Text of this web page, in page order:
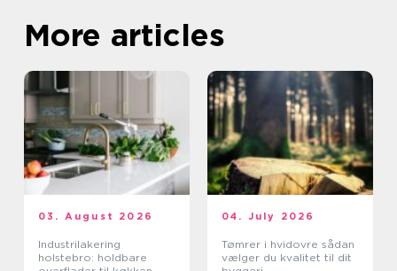
More articles
03. August 2026
Industrilakering
holstebro: holdbare
04. July 2026
Tømrer i hvidovre sådan
vælger du kvalitet til dit